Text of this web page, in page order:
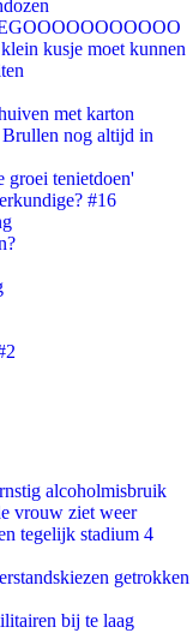
kusje moet kunnen
met karton
nog altijd in
groei tenietdoen'
#16
alcoholmisbruik
vrouw ziet weer
tegelijk stadium 4
getrokken
bij te laag